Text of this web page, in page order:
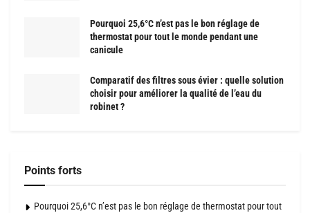
Pourquoi 25,6°C n’est pas le bon réglage de
thermostat pour tout le monde pendant une
canicule
Comparatif des filtres sous évier : quelle solution
choisir pour améliorer la qualité de l’eau du
robinet ?
Points forts
Pourquoi 25,6°C n’est pas le bon réglage de thermostat pour tout